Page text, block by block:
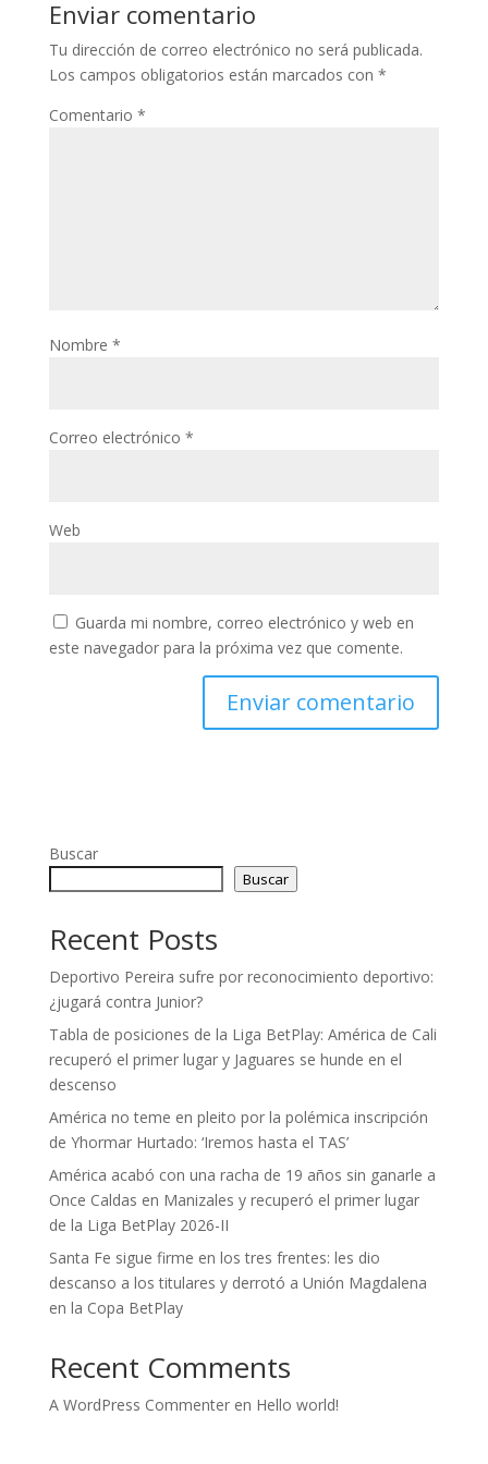
Enviar comentario
Tu dirección de correo electrónico no será publicada.
Los campos obligatorios están marcados con *
Comentario *
Nombre *
Correo electrónico *
Web
Guarda mi nombre, correo electrónico y web en
este navegador para la próxima vez que comente.
Buscar
Buscar
Recent Posts
Deportivo Pereira sufre por reconocimiento deportivo:
¿jugará contra Junior?
Tabla de posiciones de la Liga BetPlay: América de Cali
recuperó el primer lugar y Jaguares se hunde en el
descenso
América no teme en pleito por la polémica inscripción
de Yhormar Hurtado: ‘Iremos hasta el TAS’
América acabó con una racha de 19 años sin ganarle a
Once Caldas en Manizales y recuperó el primer lugar
de la Liga BetPlay 2026-II
Santa Fe sigue firme en los tres frentes: les dio
descanso a los titulares y derrotó a Unión Magdalena
en la Copa BetPlay
Recent Comments
A WordPress Commenteren Hello world!